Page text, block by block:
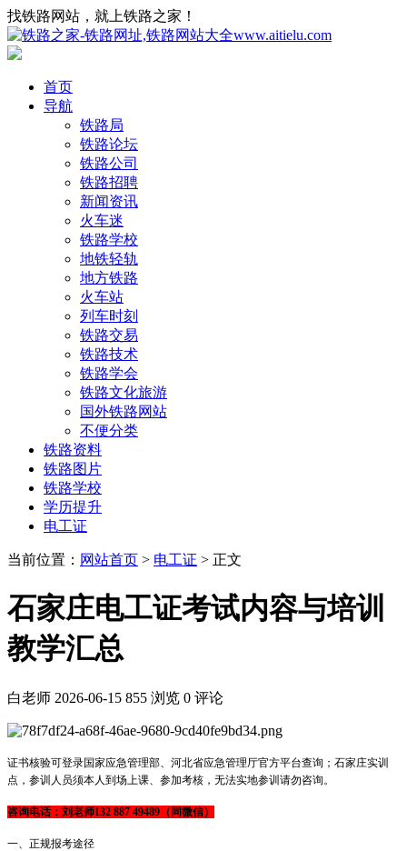
找铁路网站，就上铁路之家！
首页
导航
铁路局
铁路论坛
铁路公司
铁路招聘
新闻资讯
火车迷
铁路学校
地铁轻轨
地方铁路
火车站
列车时刻
铁路交易
铁路技术
铁路学会
铁路文化旅游
国外铁路网站
不便分类
铁路资料
铁路图片
铁路学校
学历提升
电工证
当前位置： 网站首页 > 电工证 > 正文
石家庄电工证考试内容与培训
教学汇总
白老师 2026-06-15 855 浏览 0 评论
证书核验可登录国家应急管理部、河北省应急管理厅官方平台查询；石家庄实训
点，参训人员须本人到场上课、参加考核，无法实地参训请勿咨询。
咨询电话：刘老师132 887 49489（同微信）
一、正规报考途径